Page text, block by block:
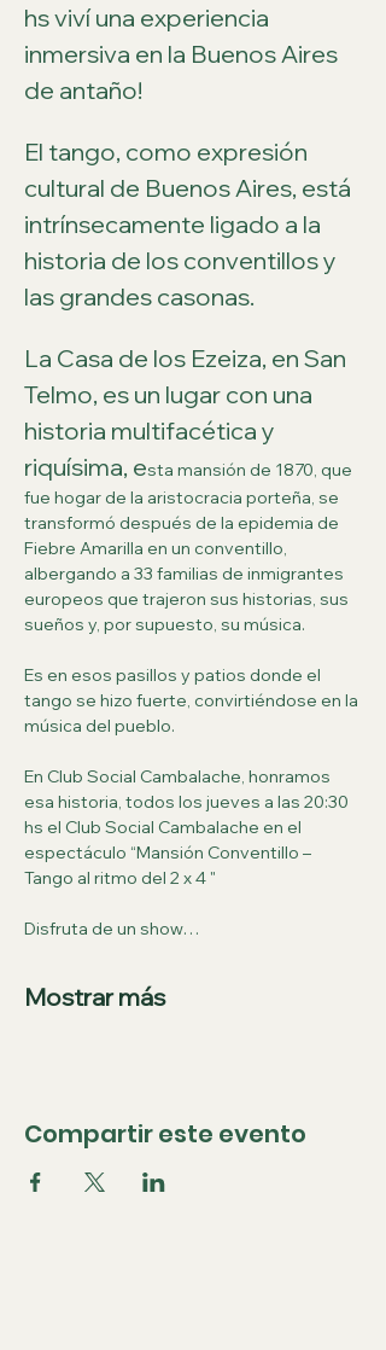
hs viví una experiencia
inmersiva en la Buenos Aires
de antaño!
El tango, como expresión
cultural de Buenos Aires, está
intrínsecamente ligado a la
historia de los conventillos y
las grandes casonas.
La Casa de los Ezeiza, en San
Telmo, es un lugar con una
historia multifacética y
riquísima, esta mansión de 1870, que
fue hogar de la aristocracia porteña, se
transformó después de la epidemia de
Fiebre Amarilla en un conventillo,
albergando a 33 familias de inmigrantes
europeos que trajeron sus historias, sus
sueños y, por supuesto, su música.
Es en esos pasillos y patios donde el
tango se hizo fuerte, convirtiéndose en la
música del pueblo.
En Club Social Cambalache, honramos
esa historia, todos los jueves a las 20:30
hs el Club Social Cambalache en el
espectáculo “Mansión Conventillo –
Tango al ritmo del 2 x 4 "
Disfruta de un show…
Mostrar más
Compartir este evento